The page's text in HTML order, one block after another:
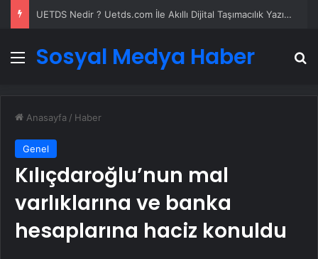
UETDS Nedir ? Uetds.com İle Akıllı Dijital Taşımacılık Yazılımı
Menü
Sosyal Medya Haber
Anasayfa / Haber
Genel
Kılıçdaroğlu’nun mal
varlıklarına ve banka
hesaplarına haciz konuldu